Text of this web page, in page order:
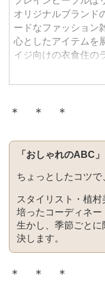
オリジナルブランド
ードなファッション
心としたアイテムを
イジ向けの衣食住の
＊ ＊ ＊
「おしゃれのABC
ちょっとしたコツで
スタイリスト・植
培ったコーディネ
生かし、季節ごと
決します。
＊ ＊ ＊